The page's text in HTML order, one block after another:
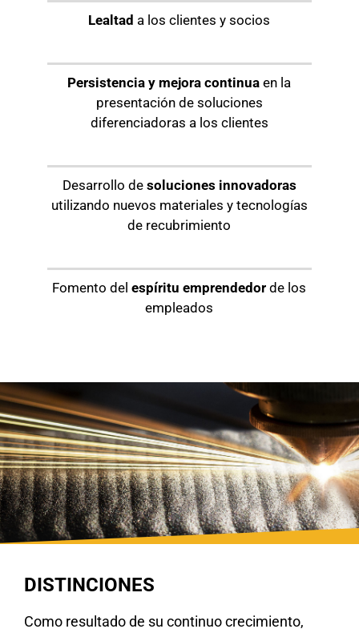
Lealtad a los clientes y socios
Persistencia y mejora continua en la
presentación de soluciones
diferenciadoras a los clientes
Desarrollo de soluciones innovadoras
utilizando nuevos materiales y tecnologías
de recubrimiento
Fomento delespíritu emprendedor de los
empleados
DISTINCIONES
Como resultado de su continuo crecimiento,